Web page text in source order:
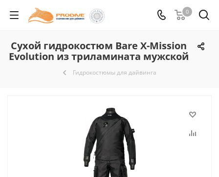
0
Сухой гидрокостюм Bare X-Mission
Evolution из триламината мужской
Гидрокостюмы для дайвинга